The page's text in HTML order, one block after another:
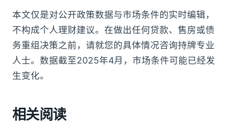
本文仅是对公开政策数据与市场条件的实时编辑，
不构成个人理财建议。在做出任何贷款、售房或债
务重组决策之前，请就您的具体情况咨询持牌专业
人士。数据截至2025年4月，市场条件可能已经发
生变化。
相关阅读